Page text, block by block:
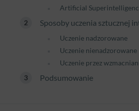
Artificial
Sposoby uczenia sztucznej
Uczenie nadzorowane
Uczenie nienadzorowane
Uczenie przez
Podsumowanie